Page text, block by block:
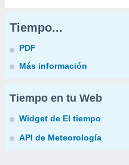
Tiempo...
PDF
Más información
Tiempo en tu Web
Widget de El tiempo
API de Meteorología